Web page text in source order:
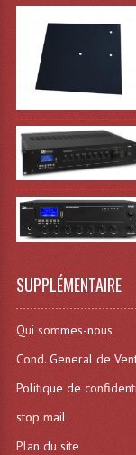
SUPPLÉMENTAIRE
Qui sommes-nous
Cond. General de
Politique de
stop mail
Plan du site